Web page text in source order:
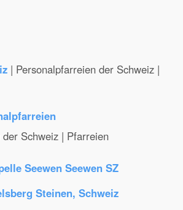
| Personalpfarreien der Schweiz |
Schweiz | Pfarreien
Seewen Seewen SZ
Steinen, Schweiz